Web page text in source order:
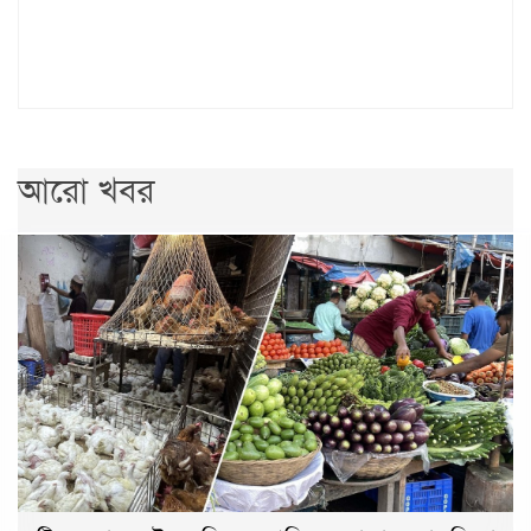
আরো খবর